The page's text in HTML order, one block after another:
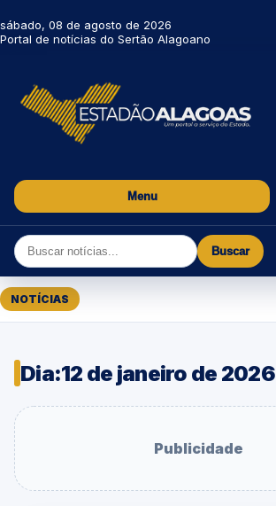
sábado, 08 de agosto de 2026
Portal de notícias do Sertão Alagoano
Menu
Buscar
NOTÍCIAS
Dia:12 de janeiro de 2026
Publicidade